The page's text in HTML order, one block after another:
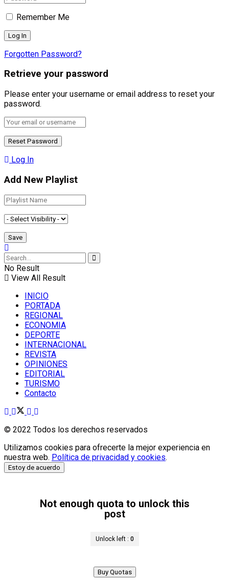
Remember Me
Forgotten Password?
Retrieve your password
Please enter your username or email address to reset your
password.
Log In
Add New Playlist
No Result
View All Result
INICIO
PORTADA
REGIONAL
ECONOMIA
DEPORTE
INTERNACIONAL
REVISTA
OPINIONES
EDITORIAL
TURISMO
Contacto
© 2022 Todos los derechos reservados
Utilizamos cookies para ofrecerte la mejor experiencia en
nuestra web. Política de privacidad y cookies.
Estoy de acuerdo
Not enough quota to unlock this
post
Unlock left : 0
Buy Quotas